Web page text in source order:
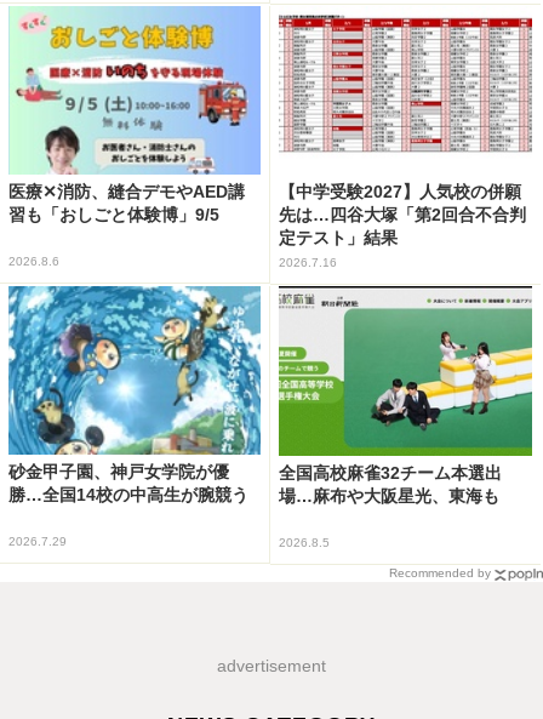
医療✕消防、縫合デモやAED講
習も「おしごと体験博」9/5
2026.8.6
【中学受験2027】人気校の併願
先は…四谷大塚「第2回合不合判
定テスト」結果
2026.7.16
砂金甲子園、神戸女学院が優
勝…全国14校の中高生が腕競う
2026.7.29
全国高校麻雀32チーム本選出
場…麻布や大阪星光、東海も
2026.8.5
Recommended by
advertisement